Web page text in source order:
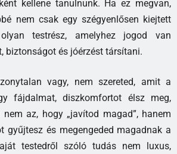
kellene tanulnunk. Ha ez megvan,
nem csak egy szégyenlősen kiejtett
testrész, amelyhez jogod van
biztonságot és jóérzést társítani.
vagy, nem szereted, amit a
fájdalmat, diszkomfortot élsz meg,
az, hogy „javítod magad”, hanem
gyűjtesz és megengeded magadnak a
testedről szóló tudás nem luxus,